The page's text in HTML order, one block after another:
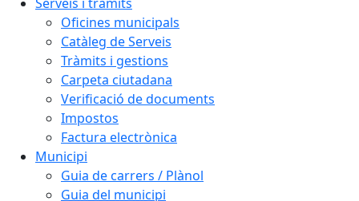
Oficines municipals
Catàleg de Serveis
Tràmits i gestions
Carpeta ciutadana
Verificació de documents
Impostos
Factura electrònica
Municipi
Guia de carrers / Plànol
Guia del municipi